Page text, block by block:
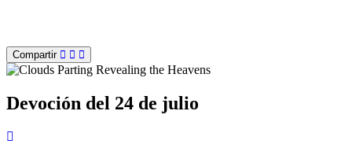
Compartir
Devoción del 24 de julio